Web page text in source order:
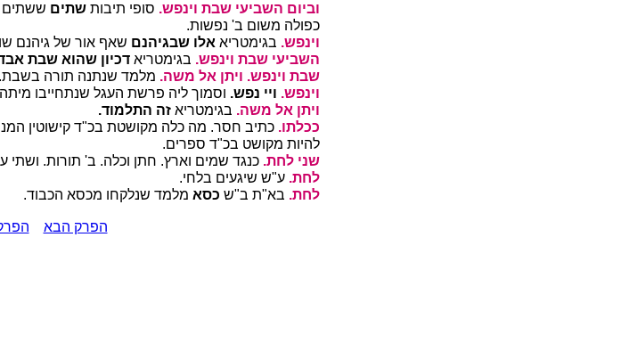
וביום השביעי שבת וינפש. סופי תיבות שתים ששתים
כפולה משום ב' נפשות.
וינפש. בגימטריא אלו שבגיהנם שאף אור של גיהנם
השביעי שבת וינפש. בגימטריא דכיון שהוא שבת
שבת וינפש. ויתן אל משה. מלמד שנתנה תורה בשבת.
וינפש. ויי נפש. וסמוך ליה פרשת העגל שנתחייבו
ויתן אל משה. בגימטריא זה התלמוד.
ככלתו. כתיב חסר. מה כלה מקושטת בכ"ד קישוטין
להיות מקושט בכ"ד ספרים.
שני לחת. כנגד שמים וארץ. חתן וכלה. ב' תורות. ושתי
לחת. ע"ש שיגעים בלחי.
לחת. בא"ת ב"ש כסא מלמד שנלקחו מכסא הכבוד.
הפרק הבא